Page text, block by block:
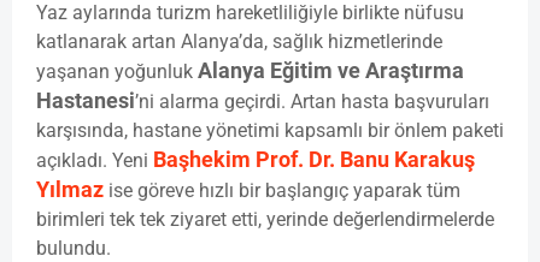
Yaz aylarında turizm hareketliliğiyle birlikte nüfusu
katlanarak artan Alanya’da, sağlık hizmetlerinde
yaşanan yoğunluk Alanya Eğitim ve Araştırma
Hastanesi’ni alarma geçirdi. Artan hasta başvuruları
karşısında, hastane yönetimi kapsamlı bir önlem paketi
açıkladı. Yeni Başhekim Prof. Dr. Banu Karakuş
Yılmaz ise göreve hızlı bir başlangıç yaparak tüm
birimleri tek tek ziyaret etti, yerinde değerlendirmelerde
bulundu.